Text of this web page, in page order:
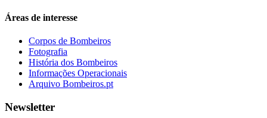
Áreas de interesse
Corpos de Bombeiros
Fotografia
História dos Bombeiros
Informações Operacionais
Arquivo Bombeiros.pt
Newsletter